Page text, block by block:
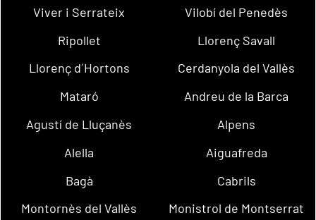
Viver i Serrateix
Vilobí del Penedès
Ripollet
Llorenç Savall
Llorenç d´Hortons
Cerdanyola del Vallès
Mataró
Andreu de la Barca
Agustí de Lluçanès
Alpens
Alella
Aiguafreda
Bagà
Cabrils
Montornès del Vallès
Monistrol de Montserrat